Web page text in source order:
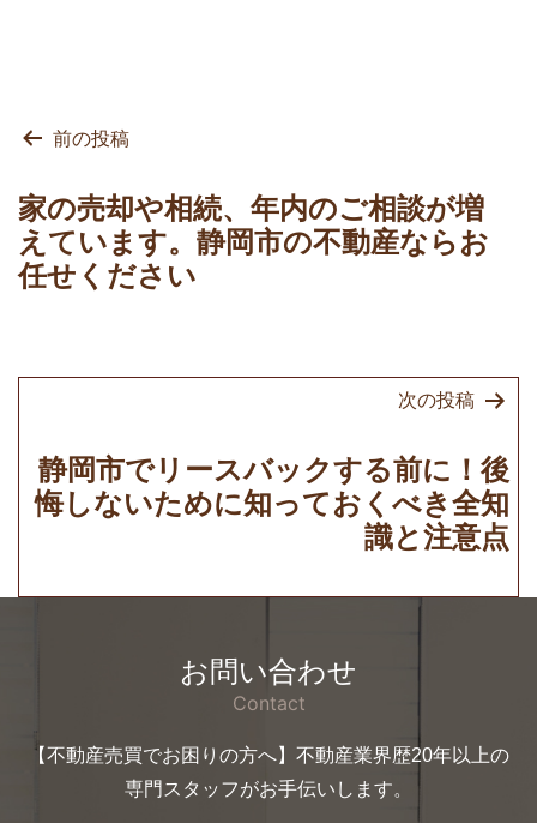
投
ナ
ビ
ゲ
ョ
前の投稿
家の売却や相続、年内のご相談が増
えています。静岡市の不動産ならお
任せください
次の投稿
静岡市でリースバックする前に！後
悔しないために知っておくべき全知
識と注意点
お問い合わせ
Contact
【不動産売買でお困りの方へ】不動産業界歴20年以上の
専門スタッフがお手伝いします。